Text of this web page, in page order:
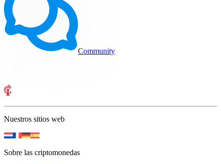
Community
Nuestros sitios web
Sobre las criptomonedas